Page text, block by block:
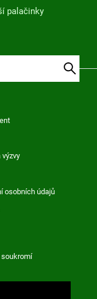
palačinky
výzvy
osobních údajů